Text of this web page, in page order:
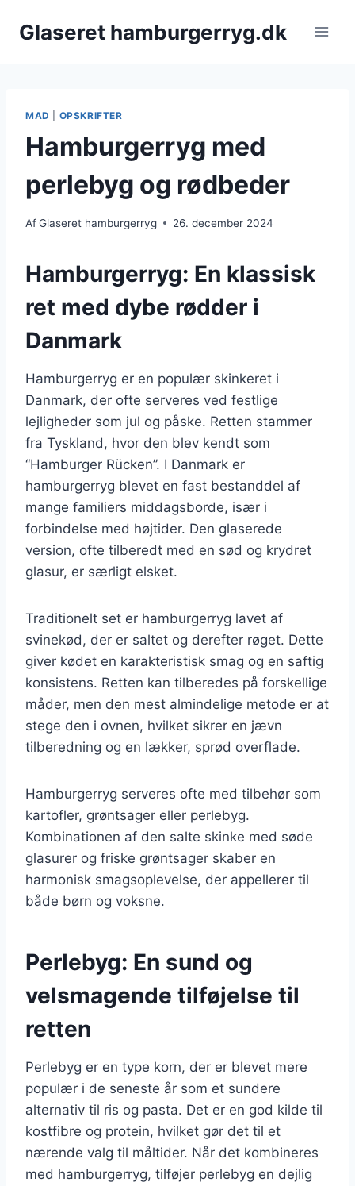
Glaseret hamburgerryg.dk
MAD OPSKRIFTER
Hamburgerryg med
perlebyg og rødbeder
AfGlaseret hamburgerryg 26. december 2024
Hamburgerryg: En klassisk
ret med dybe rødder i
Danmark
Hamburgerryg er en populær skinkeret i
Danmark, der ofte serveres ved festlige
lejligheder som jul og påske. Retten stammer
fra Tyskland, hvor den blev kendt som
“Hamburger Rücken”. I Danmark er
hamburgerryg blevet en fast bestanddel af
mange familiers middagsborde, især i
forbindelse med højtider. Den glaserede
version, ofte tilberedt med en sød og krydret
glasur, er særligt elsket.
Traditionelt set er hamburgerryg lavet af
svinekød, der er saltet og derefter røget. Dette
giver kødet en karakteristisk smag og en saftig
konsistens. Retten kan tilberedes på forskellige
måder, men den mest almindelige metode er at
stege den i ovnen, hvilket sikrer en jævn
tilberedning og en lækker, sprød overflade.
Hamburgerryg serveres ofte med tilbehør som
kartofler, grøntsager eller perlebyg.
Kombinationen af den salte skinke med søde
glasurer og friske grøntsager skaber en
harmonisk smagsoplevelse, der appellerer til
både børn og voksne.
Perlebyg: En sund og
velsmagende tilføjelse til
retten
Perlebyg er en type korn, der er blevet mere
populær i de seneste år som et sundere
alternativ til ris og pasta. Det er en god kilde til
kostfibre og protein, hvilket gør det til et
nærende valg til måltider. Når det kombineres
med hamburgerryg, tilføjer perlebyg en dejlig